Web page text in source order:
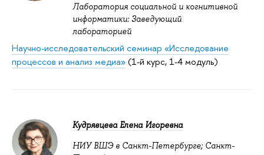
Лаборатория социальной и когнитивной
информатики: Заведующий
лабораторией
Научно-исследовательский семинар «Исследование
процессов и анализ медиа»(1-й курс, 1-4 модуль)
Кудрявцева Елена Игоревна
НИУ ВШЭ в Санкт-Петербурге; Санкт-